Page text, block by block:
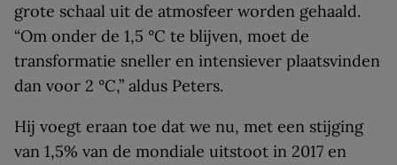
grote schaal uit de atmosfeer worden gehaald.
“Om onder de 1,5 °C te blijven, moet de
transformatie sneller en intensiever plaatsvinden
dan voor 2 °C,” aldus Peters.
Hij voegt eraan toe dat we nu, met een stijging
van 1,5% van de mondiale uitstoot in 2017 en